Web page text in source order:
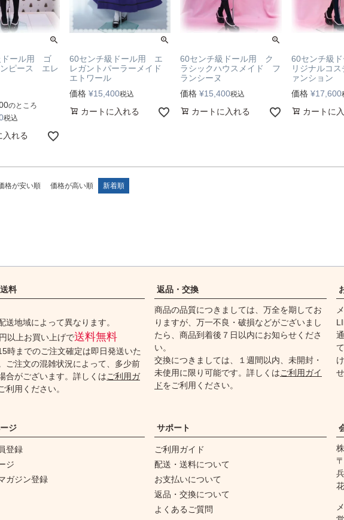
ドール用 ゴ
ンピース エレ
のところ
税込
入れる
60センチ級ドール用 エ
レガントパーラーメイド
エトワール
価格 ¥15,400税込
カートに入れる
60センチ級ドール用 ク
ラシックハウスメイド フ
ランシーヌ
価格 ¥15,400税込
カートに入れる
60センチ級
リジナルコ
ァンション
価格 ¥17,600
カートに
格が安い順 価格が高い順 新着順
料
送地域によって異なります。
以上お買い上げで送料無料
時までのご注文確定は即日発送いた
ご注文の混雑状況によって、多少前
合がございます。詳しくはご利用ガ
利用ください。
返品・交換
商品の品質につきましては、万全を期してお
りますが、万一不良・破損などがございまし
たら、商品到着後７日以内にお知らせくださ
い。
交換につきましては、１週間以内、未開封・
未使用に限り可能です。詳しくはご利用ガイ
ドをご利用ください。
せ
ジ
登録
ジ
ガジン登録
サポート
ご利用ガイド
配送・送料について
お支払いについて
返品・交換について
よくあるご質問